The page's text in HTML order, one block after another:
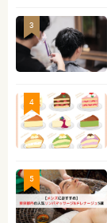
3
4
5